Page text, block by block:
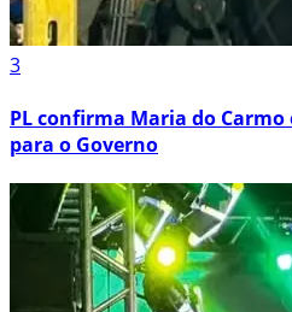
3
PL confirma Maria do
para o Governo